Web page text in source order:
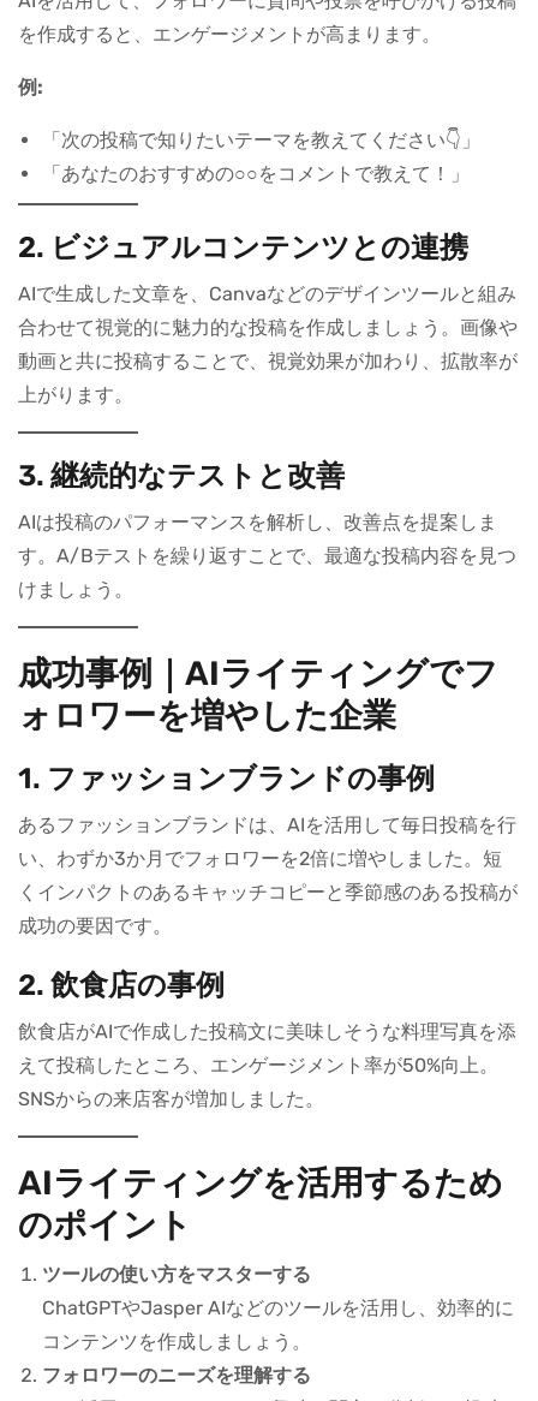
を作成すると、エンゲージメントが高まります。
例:
「次の投稿で知りたいテーマを教えてください👇」
「あなたのおすすめの○○をコメントで教えて！」
2. ビジュアルコンテンツとの連携
AIで生成した文章を、Canvaなどのデザインツールと組み
合わせて視覚的に魅力的な投稿を作成しましょう。画像や
動画と共に投稿することで、視覚効果が加わり、拡散率が
上がります。
3. 継続的なテストと改善
AIは投稿のパフォーマンスを解析し、改善点を提案しま
す。A/Bテストを繰り返すことで、最適な投稿内容を見つ
けましょう。
成功事例｜AIライティングでフ
ォロワーを増やした企業
1. ファッションブランドの事例
あるファッションブランドは、AIを活用して毎日投稿を行
い、わずか3か月でフォロワーを2倍に増やしました。短
くインパクトのあるキャッチコピーと季節感のある投稿が
成功の要因です。
2. 飲食店の事例
飲食店がAIで作成した投稿文に美味しそうな料理写真を添
えて投稿したところ、エンゲージメント率が50%向上。
SNSからの来店客が増加しました。
AIライティングを活用するため
のポイント
ツールの使い方をマスターする
ChatGPTやJasper AIなどのツールを活用し、効率的に
コンテンツを作成しましょう。
フォロワーのニーズを理解する